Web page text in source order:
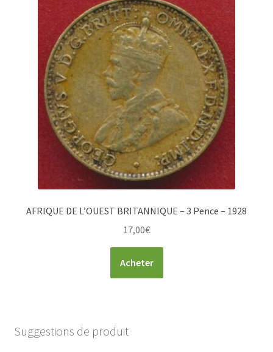
AFRIQUE DE L’OUEST BRITANNIQUE – 3 Pence – 1928
17,00€
Acheter
Suggestions de produit